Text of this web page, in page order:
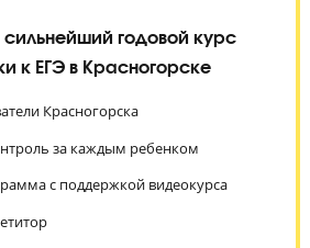
сильнейший годовой курс
к ЕГЭ в Красногорске
Красногорска